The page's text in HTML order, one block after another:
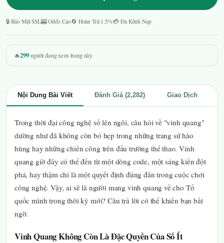
🔒 Bảo Mật SSL🎰 Odds Cao🔄 Hoàn Trả 1.5%💳 Đa Kênh Nạp
🔥299người đang xem trang này
Nội Dung Bài Viết Đánh Giá (2,282) Giao Dịch
Trong thời đại công nghệ số lên ngôi, câu hỏi về "vinh quang"
dường như đã không còn bó hẹp trong những trang sử hào
hùng hay những chiến công trên đấu trường thể thao. Vinh
quang giờ đây có thể đến từ một dòng code, một sáng kiến đột
phá, hay thậm chí là một quyết định đúng đắn trong cuộc chơi
công nghệ. Vậy, ai sẽ là người mang vinh quang về cho Tổ
quốc mình trong thời kỳ mới? Câu trả lời có thể khiến bạn bất
ngờ.
Vinh Quang Không Còn Là Đặc Quyền Của Số Ít